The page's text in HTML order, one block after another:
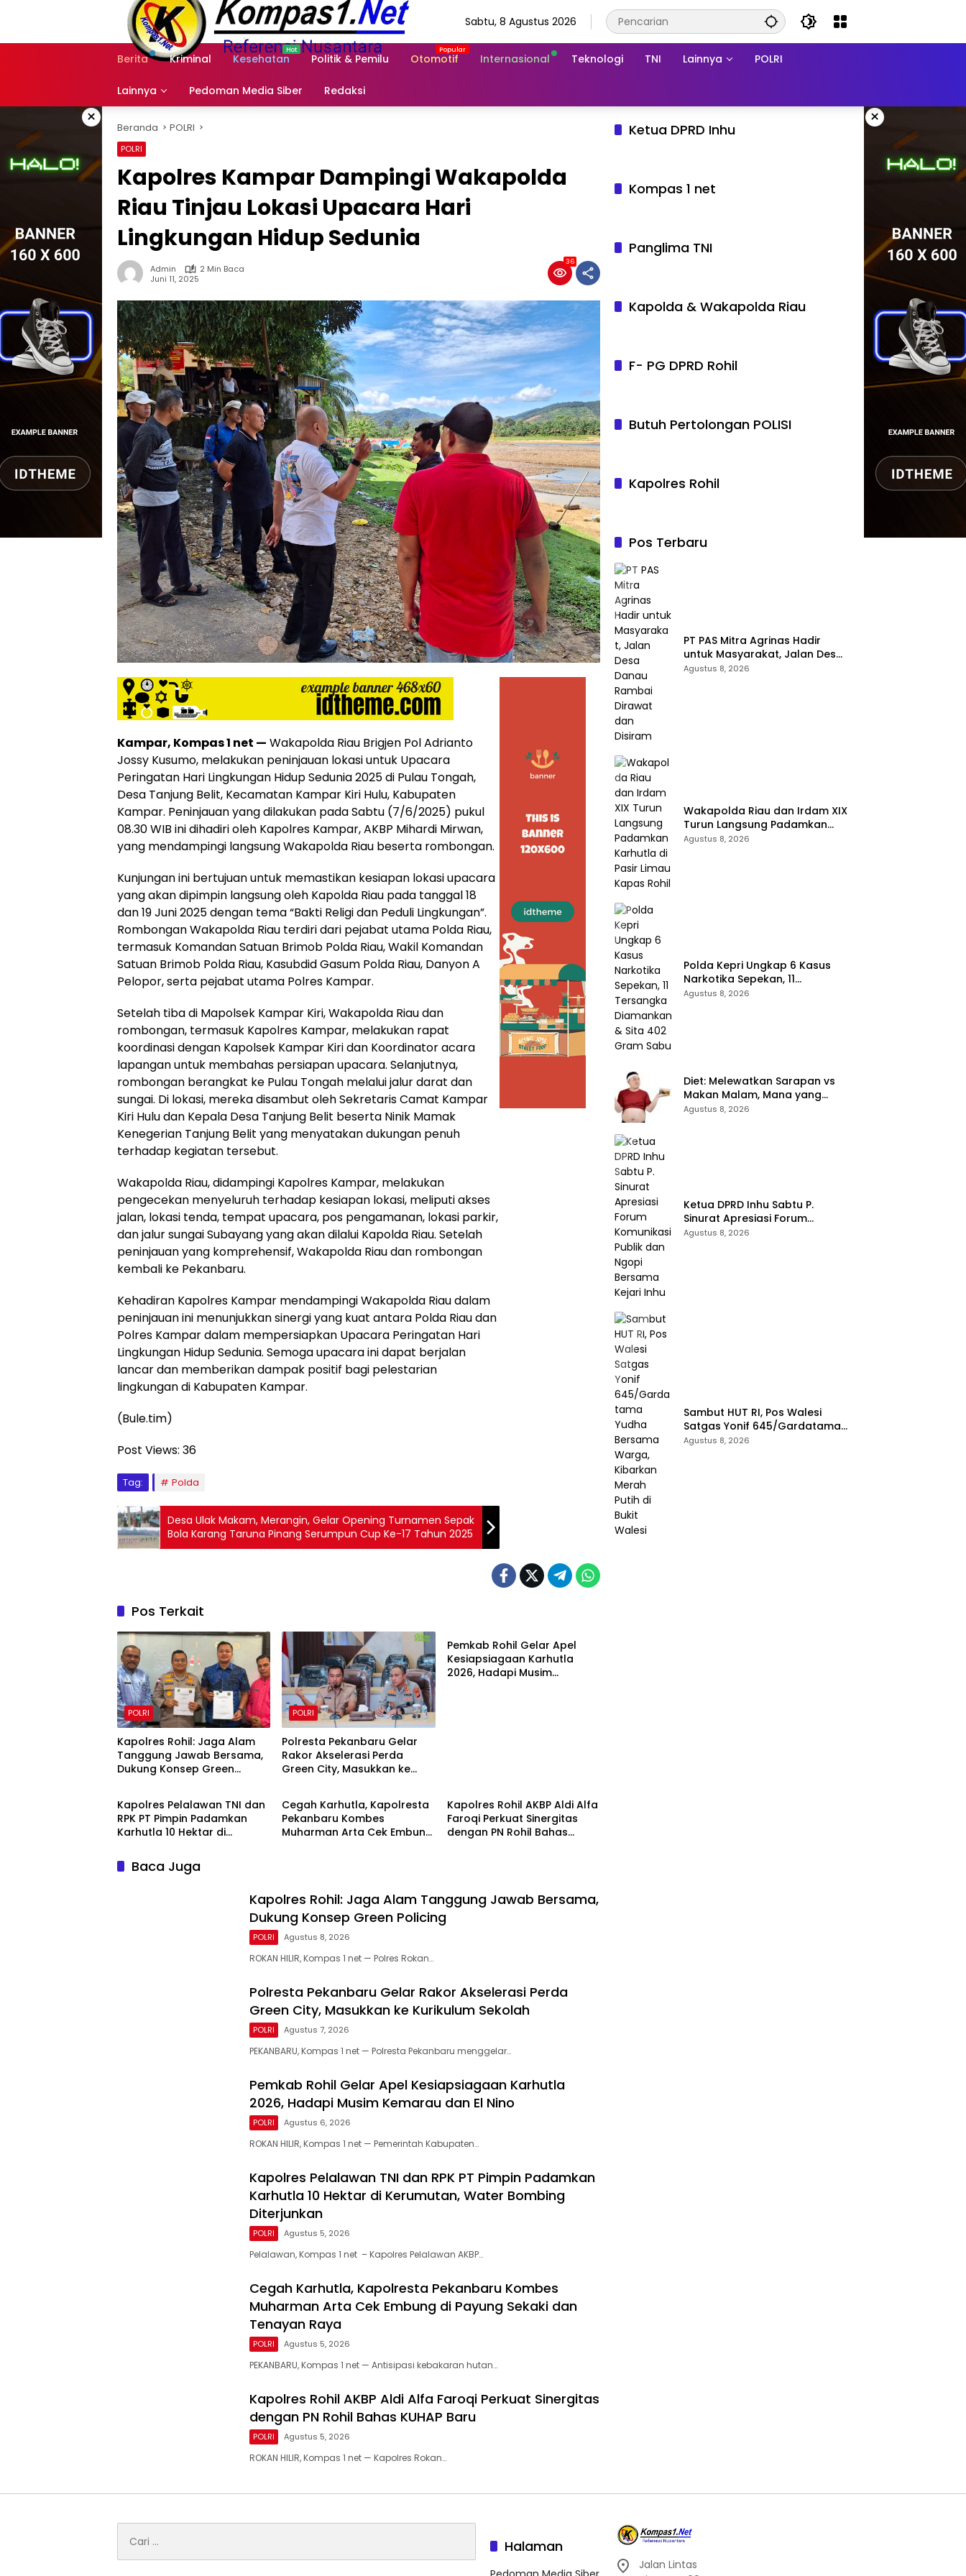
Sabtu, 8 Agustus 2026
Berita Kriminal Kesehatan Politik & Pemilu Otomotif Internasional Teknologi TNI Lainnya POLRI
Lainnya Pedoman Media Siber Redaksi
× ×
Beranda POLRI
POLRI
Kapolres Kampar Dampingi Wakapolda
Riau Tinjau Lokasi Upacara Hari
Lingkungan Hidup Sedunia
Admin
2 Min Baca
Juni 11, 2025
36
Kampar, Kompas 1 net — Wakapolda Riau Brigjen Pol Adrianto
Jossy Kusumo, melakukan peninjauan lokasi untuk Upacara
Peringatan Hari Lingkungan Hidup Sedunia 2025 di Pulau Tongah,
Desa Tanjung Belit, Kecamatan Kampar Kiri Hulu, Kabupaten
Kampar. Peninjauan yang dilakukan pada Sabtu (7/6/2025) pukul
08.30 WIB ini dihadiri oleh Kapolres Kampar, AKBP Mihardi Mirwan,
yang mendampingi langsung Wakapolda Riau beserta rombongan.
Kunjungan ini bertujuan untuk memastikan kesiapan lokasi upacara
yang akan dipimpin langsung oleh Kapolda Riau pada tanggal 18
dan 19 Juni 2025 dengan tema “Bakti Religi dan Peduli Lingkungan”.
Rombongan Wakapolda Riau terdiri dari pejabat utama Polda Riau,
termasuk Komandan Satuan Brimob Polda Riau, Wakil Komandan
Satuan Brimob Polda Riau, Kasubdid Gasum Polda Riau, Danyon A
Pelopor, serta pejabat utama Polres Kampar.
Setelah tiba di Mapolsek Kampar Kiri, Wakapolda Riau dan
rombongan, termasuk Kapolres Kampar, melakukan rapat
koordinasi dengan Kapolsek Kampar Kiri dan Koordinator acara
lapangan untuk membahas persiapan upacara. Selanjutnya,
rombongan berangkat ke Pulau Tongah melalui jalur darat dan
sungai. Di lokasi, mereka disambut oleh Sekretaris Camat Kampar
Kiri Hulu dan Kepala Desa Tanjung Belit beserta Ninik Mamak
Kenegerian Tanjung Belit yang menyatakan dukungan penuh
terhadap kegiatan tersebut.
Wakapolda Riau, didampingi Kapolres Kampar, melakukan
pengecekan menyeluruh terhadap kesiapan lokasi, meliputi akses
jalan, lokasi tenda, tempat upacara, pos pengamanan, lokasi parkir,
dan jalur sungai Subayang yang akan dilalui Kapolda Riau. Setelah
peninjauan yang komprehensif, Wakapolda Riau dan rombongan
kembali ke Pekanbaru.
Kehadiran Kapolres Kampar mendampingi Wakapolda Riau dalam
peninjauan ini menunjukkan sinergi yang kuat antara Polda Riau dan
Polres Kampar dalam mempersiapkan Upacara Peringatan Hari
Lingkungan Hidup Sedunia. Semoga upacara ini dapat berjalan
lancar dan memberikan dampak positif bagi pelestarian
lingkungan di Kabupaten Kampar.
(Bule.tim)
Post Views: 36
Tag: Polda
Desa Ulak Makam, Merangin, Gelar Opening Turnamen Sepak
Bola Karang Taruna Pinang Serumpun Cup Ke-17 Tahun 2025
Pos Terkait
POLRI
Kapolres Rohil: Jaga Alam
Tanggung Jawab Bersama,
Dukung Konsep Green
POLRI
Polresta Pekanbaru Gelar
Rakor Akselerasi Perda
Green City, Masukkan ke
Pemkab Rohil Gelar Apel
Kesiapsiagaan Karhutla
2026, Hadapi Musim
POLRI
Kapolres Pelalawan TNI dan
RPK PT Pimpin Padamkan
Karhutla 10 Hektar di
Diterjunkan
POLRI
Cegah Karhutla, Kapolresta
Pekanbaru Kombes
Muharman Arta Cek Embung
Kapolres Rohil AKBP Aldi Alfa
Faroqi Perkuat Sinergitas
dengan PN Rohil Bahas
Baca Juga
Kapolres Rohil: Jaga Alam Tanggung Jawab Bersama,
Dukung Konsep Green Policing
POLRI Agustus 8, 2026
ROKAN HILIR, Kompas 1 net — Polres Rokan…
Polresta Pekanbaru Gelar Rakor Akselerasi Perda
Green City, Masukkan ke Kurikulum Sekolah
POLRI Agustus 7, 2026
PEKANBARU, Kompas 1 net — Polresta Pekanbaru menggelar…
Pemkab Rohil Gelar Apel Kesiapsiagaan Karhutla
2026, Hadapi Musim Kemarau dan El Nino
POLRI Agustus 6, 2026
ROKAN HILIR, Kompas 1 net — Pemerintah Kabupaten…
Kapolres Pelalawan TNI dan RPK PT Pimpin Padamkan
Karhutla 10 Hektar di Kerumutan, Water Bombing
Diterjunkan
POLRI Agustus 5, 2026
Pelalawan, Kompas 1 net – Kapolres Pelalawan AKBP…
Cegah Karhutla, Kapolresta Pekanbaru Kombes
Muharman Arta Cek Embung di Payung Sekaki dan
Tenayan Raya
POLRI Agustus 5, 2026
PEKANBARU, Kompas 1 net — Antisipasi kebakaran hutan…
Kapolres Rohil AKBP Aldi Alfa Faroqi Perkuat Sinergitas
dengan PN Rohil Bahas KUHAP Baru
POLRI Agustus 5, 2026
ROKAN HILIR, Kompas 1 net — Kapolres Rokan…
Ketua DPRD Inhu
Kompas 1 net
Panglima TNI
Kapolda & Wakapolda Riau
F- PG DPRD Rohil
Butuh Pertolongan POLISI
Kapolres Rohil
Pos Terbaru
‎PT PAS Mitra Agrinas Hadir
untuk Masyarakat, Jalan Desa
Danau Rambai Dirawat dan
Agustus 8, 2026
Wakapolda Riau dan Irdam XIX
Turun Langsung Padamkan
Karhutla di Pasir Limau Kapas
Agustus 8, 2026
Polda Kepri Ungkap 6 Kasus
Narkotika Sepekan, 11
Tersangka Diamankan & Sita
Agustus 8, 2026
Diet: Melewatkan Sarapan vs
Makan Malam, Mana yang
Lebih Aman? Ini Kata Dokter
Agustus 8, 2026
Ketua DPRD Inhu Sabtu P.
Sinurat Apresiasi Forum
Komunikasi Publik dan Ngopi
Agustus 8, 2026
Sambut HUT RI, Pos Walesi
Satgas Yonif 645/Gardatama
Yudha Bersama Warga,
Agustus 8, 2026
untuk:
Halaman
Jalan Lintas